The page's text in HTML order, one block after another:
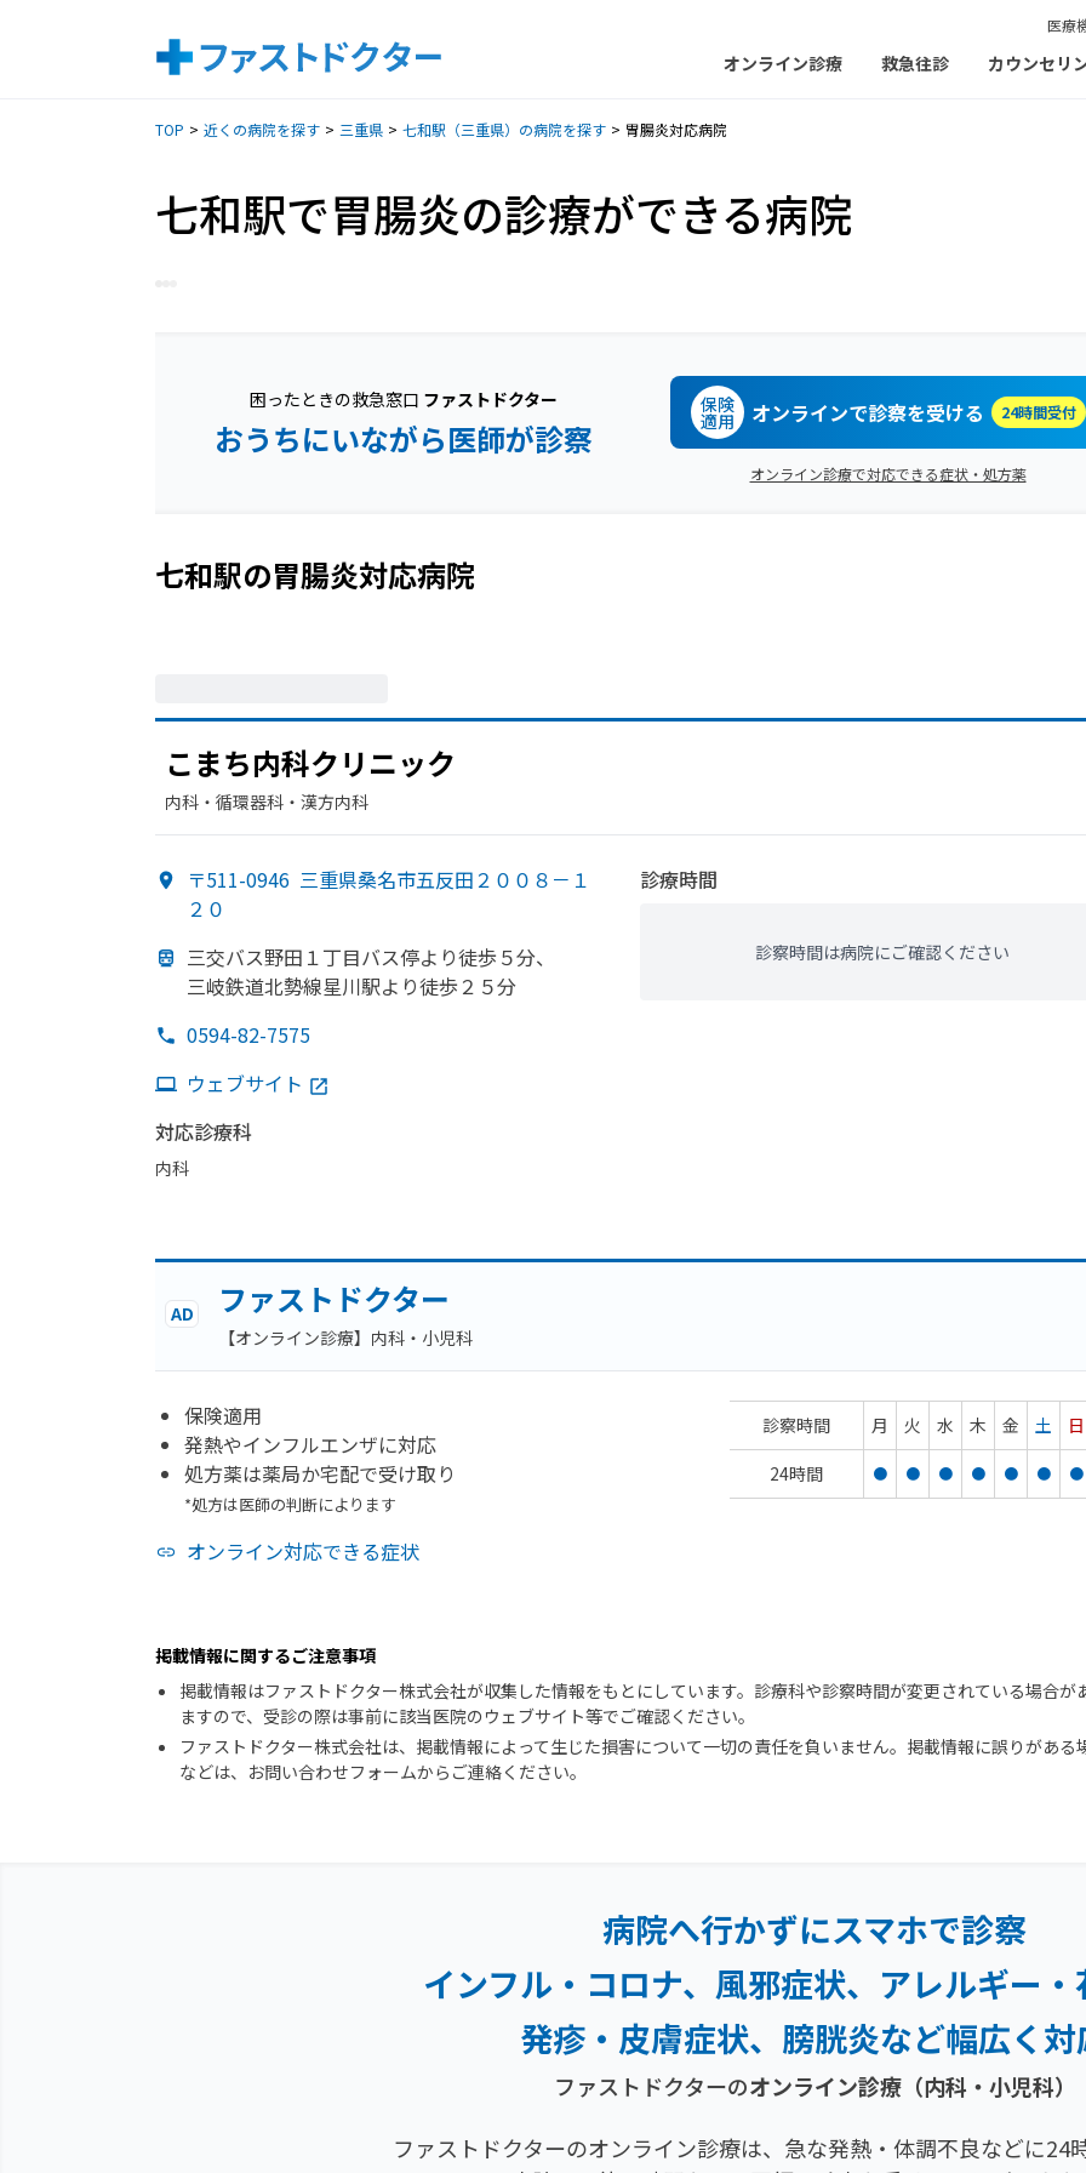
医療
オンライン診療 救急往診 カウンセリ
TOP 近くの病院を探す 三重県 七和駅（三重県）の病院を探す 胃腸炎対応病院
七和駅で胃腸炎の診療ができる病院
困ったときの救急窓口 ファストドクター
おうちにいながら医師が診察
保険
適用 オンラインで診察を受ける 24時間受付
オンライン診療で対応できる症状・処方薬
七和駅の胃腸炎対応病院
こまち内科クリニック
内科・​循環器科・​漢方内科
〒511-0946 三重県桑名市五反田２００８－１
２０
三交バス野田１丁目バス停より徒歩５分、
三岐鉄道北勢線星川駅より徒歩２５分
0594-82-7575
ウェブサイト
対応診療科
内科
診療時間
診察時間は病院にご確認ください
AD ファストドクター
【オンライン診療】内科・小児科
保険適用
発熱やインフルエンザに対応
処方薬は薬局か宅配で受け取り
*処方は医師の判断によります
オンライン対応できる症状
診察時間 月 火 水 木 金 土
日
24時間
● ● ● ● ● ● ●
掲載情報に関するご注意事項
掲載情報はファストドクター株式会社が収集した情報をもとにしています。診療科や診察時間が変更されている場合が
ますので、受診の際は事前に該当医院のウェブサイト等でご確認ください。
ファストドクター株式会社は、掲載情報によって生じた損害について一切の責任を負いません。掲載情報に誤りがある
などは、お問い合わせフォームからご連絡ください。
病院へ行かずにスマホで診察
インフル・コロナ、風邪症状、 アレルギー
発疹・ 皮膚症状、膀胱炎など幅広く対
ファストドクターのオンライン診療（内科・小児科）
ファストドクターのオンライン診療は、急な発熱・体調不良などに24